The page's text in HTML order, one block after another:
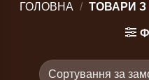
ГОЛОВНА / ТОВАРИ З